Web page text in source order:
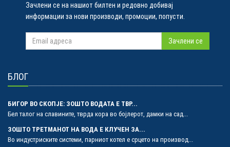
Зачлени се на нашиот билтен и редовно добивај
информации за нови производи, промоции, попусти.
Зачлени се
БЛОГ
БИГОР ВО СКОПЈЕ: ЗОШТО ВОДАТА Е ТВР...
Бел талог на славините, тврда кора во бојлерот, дамки на сад...
ЗОШТО ТРЕТМАНОТ НА ВОДА Е КЛУЧЕН ЗА...
Во индустриските системи, парниот котел е срцето на производ...